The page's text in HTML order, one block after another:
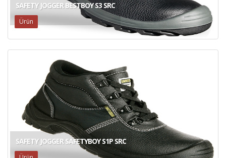
SAFETY JOGGER BESTBOY S3 SRC
Ürün
SAFETY JOGGER SAFETYBOY S1P SRC